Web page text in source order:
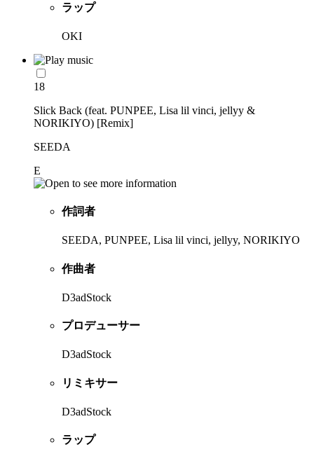
ラップ
OKI
18
Slick Back (feat. PUNPEE, Lisa lil vinci, jellyy &
NORIKIYO) [Remix]
SEEDA
E
作詞者
SEEDA, PUNPEE, Lisa lil vinci, jellyy, NORIKIYO
作曲者
D3adStock
プロデューサー
D3adStock
リミキサー
D3adStock
ラップ